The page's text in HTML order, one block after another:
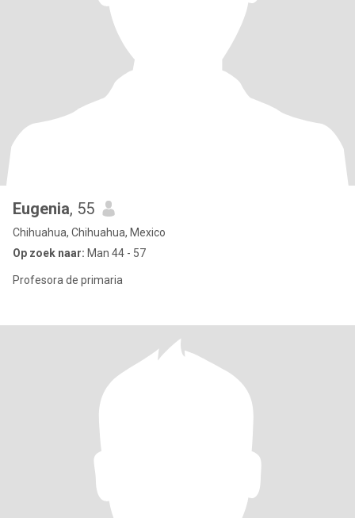
Eugenia, 55
Chihuahua, Chihuahua, Mexico
Op zoek naar: Man 44 - 57
Profesora de primaria